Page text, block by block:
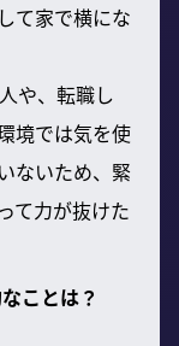
て家で横にな
や、転職し
境では気を使
ないため、緊
て力が抜けた
ことは？